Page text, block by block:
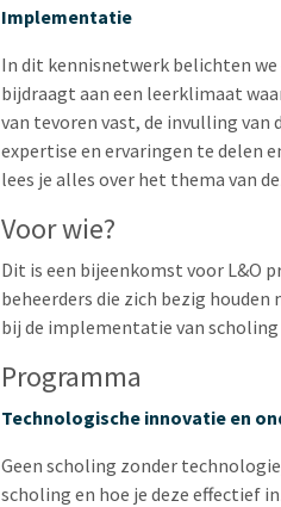
Implementatie
In dit kennisnetwerk belichten
bijdraagt aan een leerklimaat
van tevoren vast, de invulling van
expertise en ervaringen te delen
lees je alles over het thema van
Voor wie?
Dit is een bijeenkomst voor L&O
beheerders die zich bezig
bij de implementatie van
Programma
Technologische innovatie en
Geen scholing zonder
scholing en hoe je deze effectief